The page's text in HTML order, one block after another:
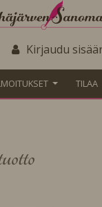
Kirjaudu
TILAA